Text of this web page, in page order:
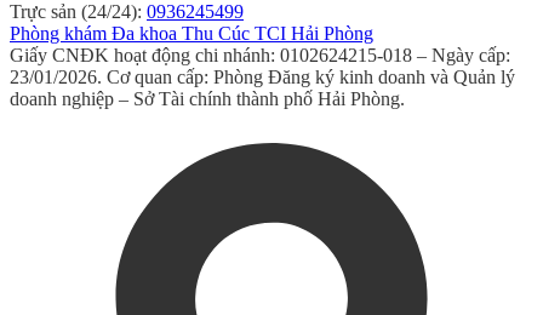
Trực sản (24/24): 0936245499
Phòng khám Đa khoa Thu Cúc TCI Hải Phòng
Giấy CNĐK hoạt động chi nhánh: 0102624215-018 – Ngày cấp:
23/01/2026. Cơ quan cấp: Phòng Đăng ký kinh doanh và Quản lý
doanh nghiệp – Sở Tài chính thành phố Hải Phòng.